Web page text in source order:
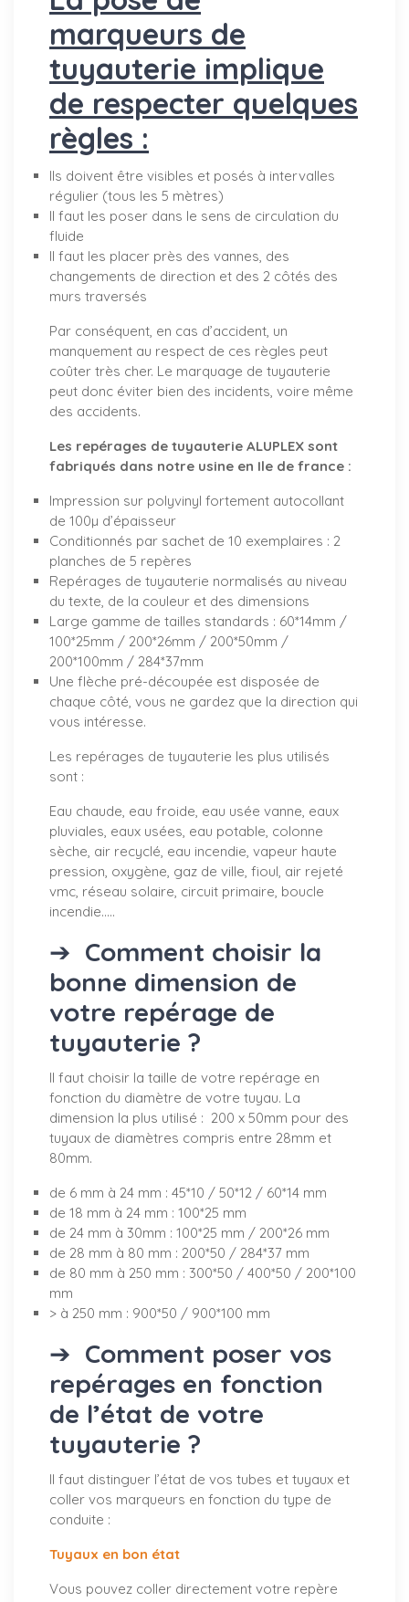
marqueurs de
tuyauterie implique
de respecter quelques
règles :
Ils doivent être visibles et posés à intervalles
régulier (tous les 5 mètres)
Il faut les poser dans le sens de circulation du
fluide
Il faut les placer près des vannes, des
changements de direction et des 2 côtés des
murs traversés
Par conséquent, en cas d’accident, un
manquement au respect de ces règles peut
coûter très cher. Le marquage de tuyauterie
peut donc éviter bien des incidents, voire même
des accidents.
Les repérages de tuyauterie ALUPLEX sont
fabriqués dans notre usine en Ile de france :
Impression sur polyvinyl fortement autocollant
de 100µ d’épaisseur
Conditionnés par sachet de 10 exemplaires : 2
planches de 5 repères
Repérages de tuyauterie normalisés au niveau
du texte, de la couleur et des dimensions
Large gamme de tailles standards : 60*14mm /
100*25mm / 200*26mm / 200*50mm /
200*100mm / 284*37mm
Une flèche pré-découpée est disposée de
chaque côté, vous ne gardez que la direction qui
vous intéresse.
Les repérages de tuyauterie les plus utilisés
sont :
Eau chaude, eau froide, eau usée vanne, eaux
pluviales, eaux usées, eau potable, colonne
sèche, air recyclé, eau incendie, vapeur haute
pression, oxygène, gaz de ville, fioul, air rejeté
vmc, réseau solaire, circuit primaire, boucle
incendie.....
➔ Comment choisir la
bonne dimension de
votre repérage de
tuyauterie ?
Il faut choisir la taille de votre repérage en
fonction du diamètre de votre tuyau. La
dimension la plus utilisé : 200 x 50mm pour des
tuyaux de diamètres compris entre 28mm et
80mm.
de 6 mm à 24 mm : 45*10 / 50*12 / 60*14 mm
de 18 mm à 24 mm : 100*25 mm
de 24 mm à 30mm : 100*25 mm / 200*26 mm
de 28 mm à 80 mm : 200*50 / 284*37 mm
de 80 mm à 250 mm : 300*50 / 400*50 / 200*100
mm
> à 250 mm : 900*50 / 900*100 mm
➔ Comment poser vos
repérages en fonction
de l’état de votre
tuyauterie ?
Il faut distinguer l’état de vos tubes et tuyaux et
coller vos marqueurs en fonction du type de
conduite :
Tuyaux en bon état
Vous pouvez coller directement votre repère